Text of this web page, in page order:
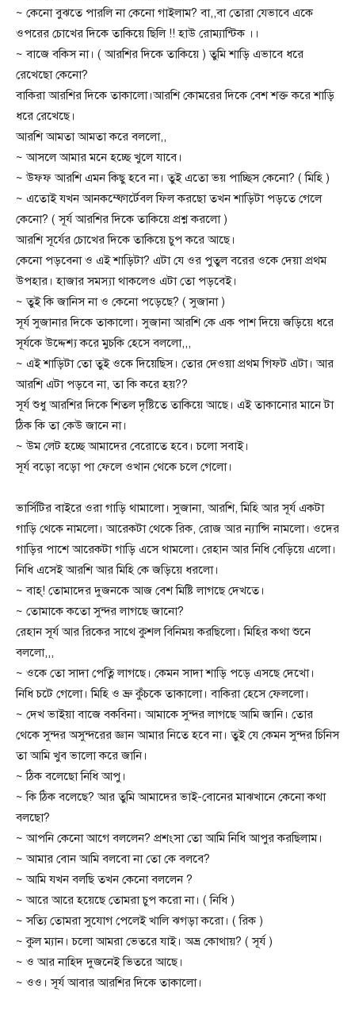
~ কেনো বুঝতে পারলি না কেনো গাইলাম? বা,,বা তোরা যেভাবে একে
ওপরের চোখের দিকে তাকিয়ে ছিলি !! হাউ রোম্যান্টিক ।।
~ বাজে বকিস না। ( আরশির দিকে তাকিয়ে ) তুমি শাড়ি এভাবে ধরে
রেখেছো কেনো?
বাকিরা আরশির দিকে তাকালো।আরশি কোমরের দিকে বেশ শক্ত করে শাড়ি
ধরে রেখেছে।
আরশি আমতা আমতা করে বললো,,
~ আসলে আমার মনে হচ্ছে খুলে যাবে।
~ উফফ আরশি এমন কিছু হবে না। তুই এতো ভয় পাচ্ছিস কেনো? ( মিহি )
~ এতোই যখন আনকম্ফোর্টেবল ফিল করছো তখন শাড়িটা পড়তে গেলে
কেনো? ( সূর্য আরশির দিকে তাকিয়ে প্রশ্ন করলো )
আরশি সূর্যের চোখের দিকে তাকিয়ে চুপ করে আছে।
কেনো পড়বেনা ও এই শাড়িটা? এটা যে ওর পুতুল বরের ওকে দেয়া প্রথম
উপহার। হাজার সমস্যা থাকলেও এটা তো পড়বেই।
~ তুই কি জানিস না ও কেনো পড়েছে? ( সুজানা )
সূর্য সুজানার দিকে তাকালো। সুজানা আরশি কে এক পাশ দিয়ে জড়িয়ে ধরে
সূর্যকে উদ্দেশ্য করে মুচকি হেসে বললো,,,
~ এই শাড়িটা তো তুই ওকে দিয়েছিস। তোর দেওয়া প্রথম গিফট এটা। আর
আরশি এটা পড়বে না, তা কি করে হয়??
সূর্য শুধু আরশির দিকে শিতল দৃষ্টিতে তাকিয়ে আছে। এই তাকানোর মানে টা
ঠিক কি তা কেউ জানে না।
~ উম লেট হচ্ছে আমাদের বেরোতে হবে। চলো সবাই।
সূর্য বড়ো বড়ো পা ফেলে ওখান থেকে চলে গেলো।
ভার্সিটির বাইরে ওরা গাড়ি থামালো। সুজানা, আরশি, মিহি আর সূর্য একটা
গাড়ি থেকে নামলো। আরেকটা থেকে রিক, রোজ আর ন্যান্সি নামলো। ওদের
গাড়ির পাশে আরেকটা গাড়ি এসে থামলো। রেহান আর নিধি বেড়িয়ে এলো।
নিধি এসেই আরশি আর মিহি কে জড়িয়ে ধরলো।
~ বাহ্! তোমাদের দুজনকে আজ বেশ মিষ্টি লাগছে দেখতে।
~ তোমাকে কতো সুন্দর লাগছে জানো?
রেহান সূর্য আর রিকের সাথে কুশল বিনিময় করছিলো। মিহির কথা শুনে
বললো,,,
~ ওকে তো সাদা পেত্নি লাগছে। কেমন সাদা শাড়ি পড়ে এসছে দেখো।
নিধি চটে গেলো। মিহি ও ভ্রু কুঁচকে তাকালো। বাকিরা হেসে ফেললো।
~ দেখ ভাইয়া বাজে বকবিনা। আমাকে সুন্দর লাগছে আমি জানি। তোর
থেকে সুন্দর অসুন্দরের জ্ঞান আমার নিতে হবে না। তুই যে কেমন সুন্দর চিনিস
তা আমি খুব ভালো করে জানি।
~ ঠিক বলেছো নিধি আপু।
~ কি ঠিক বলেছে? আর তুমি আমাদের ভাই-বোনের মাঝখানে কেনো কথা
বলছো?
~ আপনি কেনো আগে বললেন? প্রশংসা তো আমি নিধি আপুর করছিলাম।
~ আমার বোন আমি বলবো না তো কে বলবে?
~ আমি যখন বলছি তখন কেনো বললেন ?
~ আরে আরে হয়েছে তোমরা চুপ করো না। ( নিধি )
~ সত্যি তোমরা সুযোগ পেলেই খালি ঝগড়া করো। ( রিক )
~ কুল ম্যান। চলো আমরা ভেতরে যাই। অভ্র কোথায়? ( সূর্য )
~ ও আর নাহিদ দুজনেই ভিতরে আছে।
~ ওও। সূর্য আবার আরশির দিকে তাকালো।